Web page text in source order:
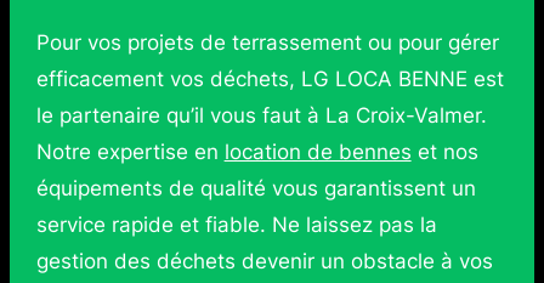
Pour vos projets de terrassement ou pour gérer
efficacement vos déchets, LG LOCA BENNE est
le partenaire qu’il vous faut à La Croix-Valmer.
Notre expertise en location de bennes et nos
équipements de qualité vous garantissent un
service rapide et fiable. Ne laissez pas la
gestion des déchets devenir un obstacle à vos